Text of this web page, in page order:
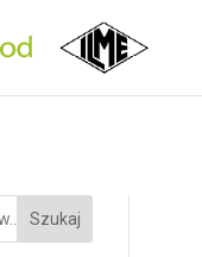
Szukaj